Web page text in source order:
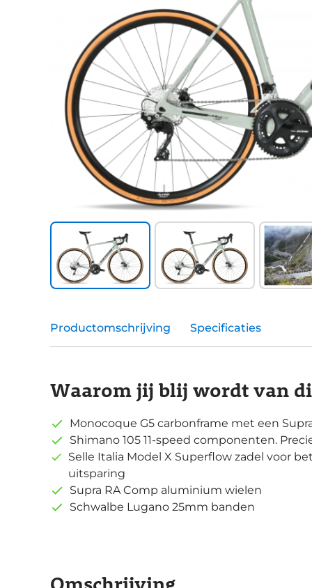
Productomschrijving Specificaties
Waarom jij blij wordt van
Monocoque G5 carbonframe met een
Shimano 105 11-speed componenten.
Selle Italia Model X Superflow zadel voor
uitsparing
Supra RA Comp aluminium wielen
Schwalbe Lugano 25mm banden